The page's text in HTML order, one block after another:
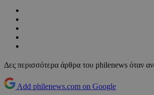
Δες περισσότερα άρθρα του philenews όταν
Add philenews.com on Google